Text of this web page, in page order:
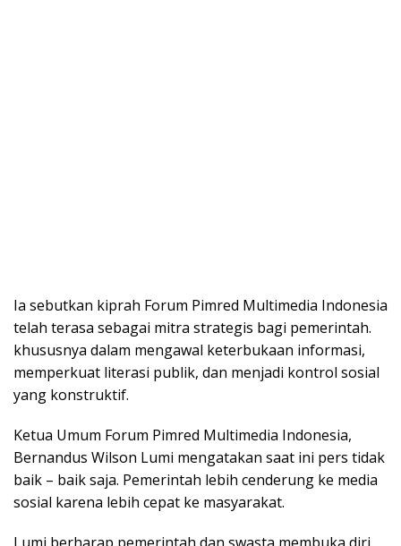
Ia sebutkan kiprah Forum Pimred Multimedia Indonesia
telah terasa sebagai mitra strategis bagi pemerintah.
khususnya dalam mengawal keterbukaan informasi,
memperkuat literasi publik, dan menjadi kontrol sosial
yang konstruktif.
Ketua Umum Forum Pimred Multimedia Indonesia,
Bernandus Wilson Lumi mengatakan saat ini pers tidak
baik – baik saja. Pemerintah lebih cenderung ke media
sosial karena lebih cepat ke masyarakat.